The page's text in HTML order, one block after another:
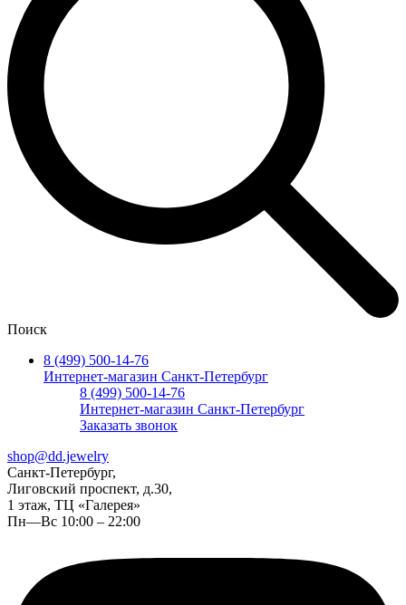
Поиск
8 (499) 500-14-76
Интернет-магазин Санкт-Петербург
8 (499) 500-14-76
Интернет-магазин Санкт-Петербург
Заказать звонок
shop@dd.jewelry
Санкт-Петербург,
Лиговский проспект, д.30,
1 этаж, ТЦ «Галерея»
Пн—Вс 10:00 – 22:00